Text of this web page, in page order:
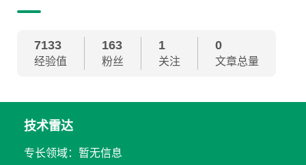
7133
经验值
163
粉丝
1
关注
0
文章总量
技术雷达
专长领域：暂无信息